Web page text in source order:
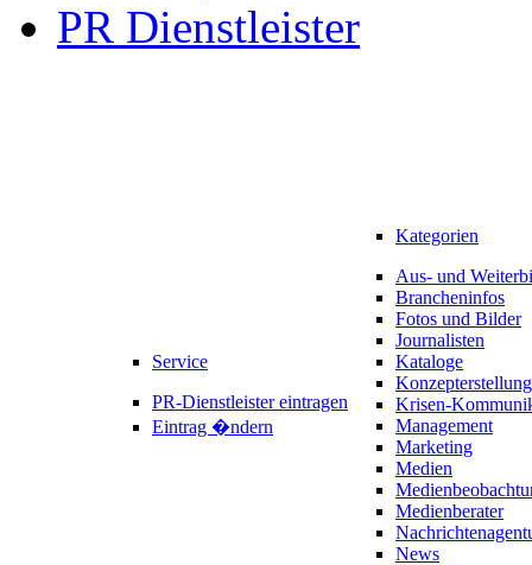
PR Dienstleister
Service
PR-Dienstleister eintragen
Eintrag �ndern
Kategorien
Aus- und
Brancheninfos
Fotos und Bilder
Journalisten
Kataloge
Konzepterstellung
Krisen-
Management
Marketing
Medien
Medienberater
News